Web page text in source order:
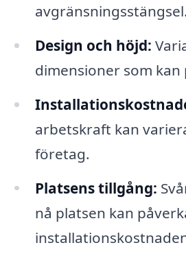
avgränsningsstängsel.
Design och höjd:
dimensioner som kan
arbetskraft kan
företag.
Platsens tillgång:
nå platsen kan